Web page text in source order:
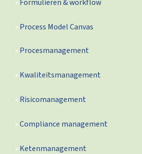
Formulieren & workflow
Process Model Canvas
Procesmanagement
Kwaliteitsmanagement
Risicomanagement
Compliance management
Ketenmanagement